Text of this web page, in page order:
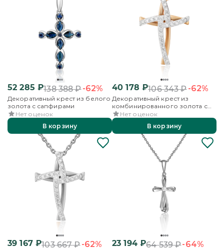
52 285 ₽138 388₽-62%
Декоративный крест из белого
золота с сапфирами
Нет оценок
В корзину
40 178 ₽106 343₽-62%
Декоративный крест из
комбинированного золота с
бриллиантами
Нет оценок
В корзину
39 167₽103 667₽-62% 23 194₽64 539₽-64%